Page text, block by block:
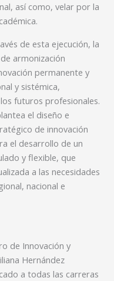
así como, velar por la
de esta ejecución, la
armonización
permanente y
y sistémica,
futuros profesionales.
el diseño e
de innovación
el desarrollo de un
y flexible, que
a las necesidades
nacional e
de Innovación y
Hernández
a todas las carreras